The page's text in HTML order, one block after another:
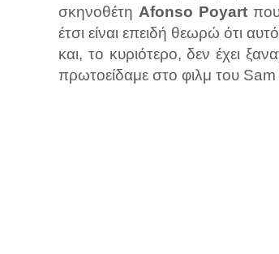
σκηνοθέτη Afonso Poyart
έτσι είναι επειδή θεωρώ ότι
και, το κυριότερο, δεν έχει
πρωτοείδαμε στο φιλμ του